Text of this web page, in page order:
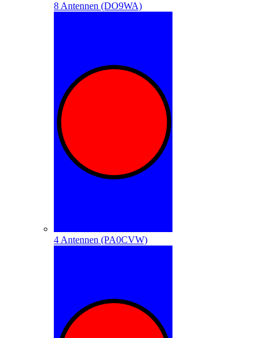
8 Antennen (DO9WA)
4 Antennen (PA0CVW)